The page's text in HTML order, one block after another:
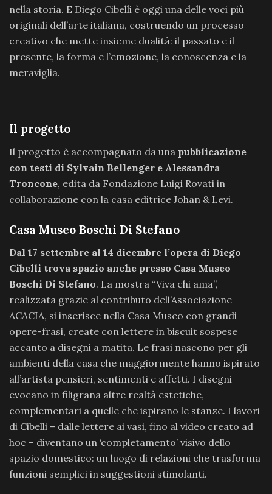
nella storia. E Diego Cibelli è oggi una delle voci più
originali dell’arte italiana, costruendo un processo
creativo che mette insieme dualità: il passato e il
presente, la forma e l’emozione, la conoscenza e la
meraviglia.
Il progetto
Il progetto è accompagnato da una pubblicazione
con testi di Sylvain Bellenger e Alessandra
Troncone, edita da Fondazione Luigi Rovati in
collaborazione con la casa editrice Johan & Levi.
Casa Museo Boschi Di Stefano
Dal 17 settembre al 14 dicembre l’opera di Diego
Cibelli trova spazio anche presso Casa Museo
Boschi Di Stefano. La mostra “Viva chi ama”,
realizzata grazie al contributo dell’Associazione
ACACIA, si inserisce nella Casa Museo con grandi
opere-frasi, create con lettere in biscuit sospese
accanto a disegni a matita. Le frasi nascono per gli
ambienti della casa che maggiormente hanno ispirato
all’artista pensieri, sentimenti e affetti. I disegni
evocano in filigrana altre realtà estetiche,
complementari a quelle che ispirano le stanze. I lavori
di Cibelli – dalle lettere ai vasi, fino al video creato ad
hoc – diventano un ‘completamento’ visivo dello
spazio domestico: un luogo di relazioni che trasforma
funzioni semplici in suggestioni stimolanti.